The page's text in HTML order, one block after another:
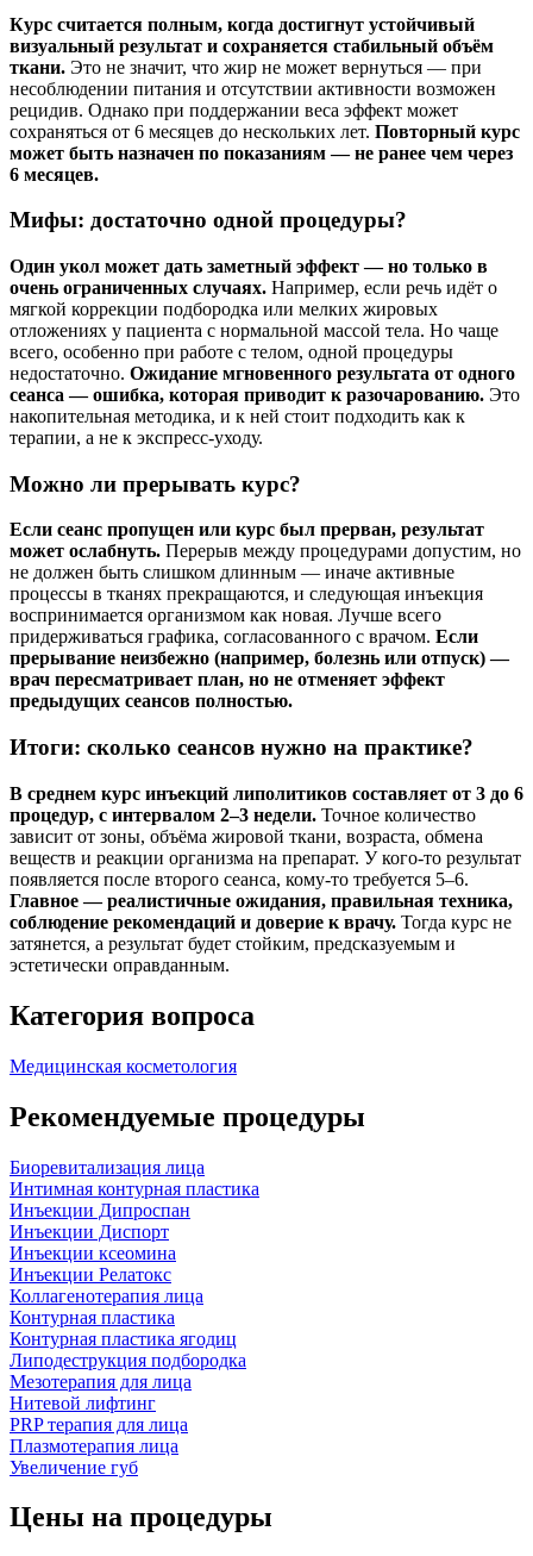
Курс считается полным, когда достигнут устойчивый
визуальный результат и сохраняется стабильный объём
ткани. Это не значит, что жир не может вернуться — при
несоблюдении питания и отсутствии активности возможен
рецидив. Однако при поддержании веса эффект может
сохраняться от 6 месяцев до нескольких лет. Повторный курс
может быть назначен по показаниям — не ранее чем через
6 месяцев.
Мифы: достаточно одной процедуры?
Один укол может дать заметный эффект — но только в
очень ограниченных случаях. Например, если речь идёт о
мягкой коррекции подбородка или мелких жировых
отложениях у пациента с нормальной массой тела. Но чаще
всего, особенно при работе с телом, одной процедуры
недостаточно. Ожидание мгновенного результата от одного
сеанса — ошибка, которая приводит к разочарованию. Это
накопительная методика, и к ней стоит подходить как к
терапии, а не к экспресс-уходу.
Можно ли прерывать курс?
Если сеанс пропущен или курс был прерван, результат
может ослабнуть. Перерыв между процедурами допустим, но
не должен быть слишком длинным — иначе активные
процессы в тканях прекращаются, и следующая инъекция
воспринимается организмом как новая. Лучше всего
придерживаться графика, согласованного с врачом. Если
прерывание неизбежно (например, болезнь или отпуск) —
врач пересматривает план, но не отменяет эффект
предыдущих сеансов полностью.
Итоги: сколько сеансов нужно на практике?
В среднем курс инъекций липолитиков составляет от 3 до 6
процедур, с интервалом 2–3 недели. Точное количество
зависит от зоны, объёма жировой ткани, возраста, обмена
веществ и реакции организма на препарат. У кого-то результат
появляется после второго сеанса, кому-то требуется 5–6.
Главное — реалистичные ожидания, правильная техника,
соблюдение рекомендаций и доверие к врачу. Тогда курс не
затянется, а результат будет стойким, предсказуемым и
эстетически оправданным.
Категория вопроса
Медицинская косметология
Рекомендуемые процедуры
Биоревитализация лица
Интимная контурная пластика
Инъекции Дипроспан
Инъекции Диспорт
Инъекции ксеомина
Инъекции Релатокс
Коллагенотерапия лица
Контурная пластика
Контурная пластика ягодиц
Липодеструкция подбородка
Мезотерапия для лица
Нитевой лифтинг
PRP терапия для лица
Плазмотерапия лица
Увеличение губ
Цены на процедуры